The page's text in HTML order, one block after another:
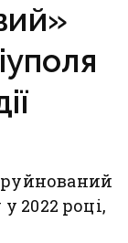
2022 році,